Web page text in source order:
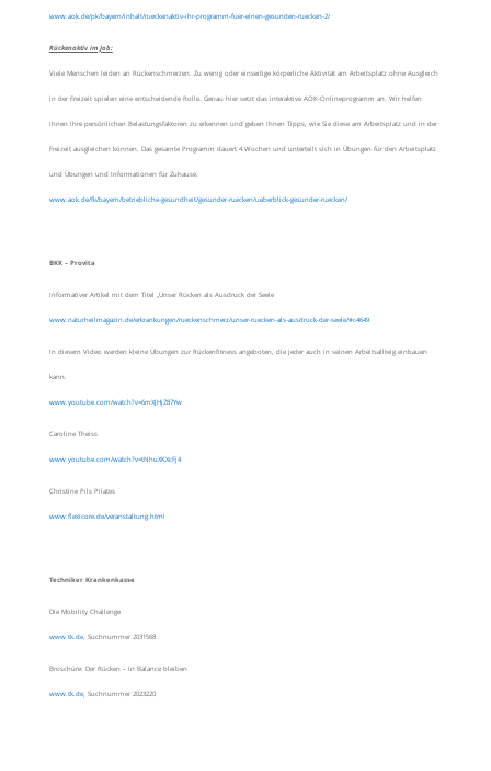
www.aok.de/pk/bayern/inhalt/rueckenaktiv-ihr-programm-fuer-einen-gesunden-ruecken-2/
Rückenaktiv im Job:
Viele Menschen leiden an Rückenschmerzen. Zu wenig oder einseitige körperliche Aktivität am Arbeitsplatz ohne Ausgleich
in der Freizeit spielen eine entscheidende Rolle. Genau hier setzt das interaktive AOK-Onlineprogramm an. Wir helfen
Ihnen Ihre persönlichen Belastungsfaktoren zu erkennen und geben Ihnen Tipps, wie Sie diese am Arbeitsplatz und in der
Freizeit ausgleichen können. Das gesamte Programm dauert 4 Wochen und unterteilt sich in Übungen für den Arbeitsplatz
und Übungen und Informationen für Zuhause.
www.aok.de/fk/bayern/betriebliche-gesundheit/gesunder-ruecken/ueberblick-gesunder-ruecken/
BKK – Provita
Informativer Artikel mit dem Titel „Unser Rücken als Ausdruck der Seele
www.naturheilmagazin.de/erkrankungen/rueckenschmerz/unser-ruecken-als-ausdruck-der-seele/#c4649
In diesem Video werden kleine Übungen zur Rückenfitness angeboten, die jeder auch in seinen Arbeitsallteig einbauen
kann.
www.youtube.com/watch?v=6mXJHjZ87Yw
Caroline Theiss
www.youtube.com/watch?v=tNhuXKXcFj4
Christine Pils Pilates
www.flexicore.de/veranstaltung.html
Techniker Krankenkasse
Die Mobility Challenge
www.tk.de, Suchnummer 2031568
Broschüre: Der Rücken – In Balance bleiben
www.tk.de, Suchnummer 2023220